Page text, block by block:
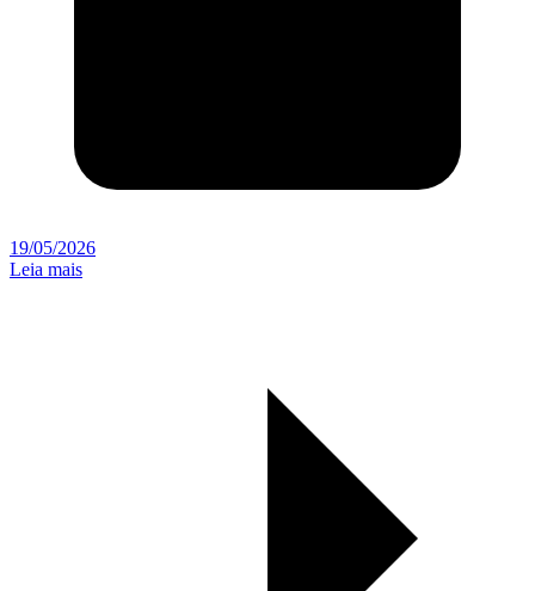
19/05/2026
Leia mais